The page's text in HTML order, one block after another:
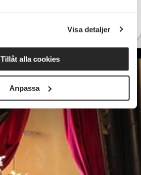
Visa detaljer
Tillåt alla cookies
Anpassa